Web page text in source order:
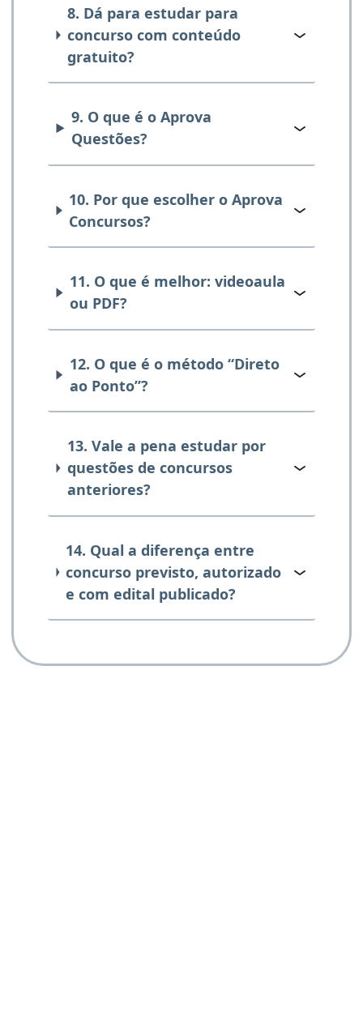
8. Dá para estudar para
concurso com conteúdo
gratuito?
9. O que é o Aprova
Questões?
10. Por que escolher o Aprova
Concursos?
11. O que é melhor: videoaula
ou PDF?
12. O que é o método “Direto
ao Ponto”?
13. Vale a pena estudar por
questões de concursos
anteriores?
14. Qual a diferença entre
concurso previsto, autorizado
e com edital publicado?